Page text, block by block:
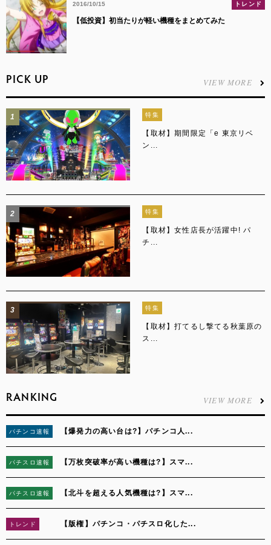
2016/10/15 トレンド
【低投資】初当たりが軽い機種をまとめてみた
PICK UP VIEW MORE
1 特集
【取材】期間限定「e 東京リベ
ン...
2 特集
【取材】女性店長が活躍中! パ
チ...
3 特集
【取材】打てるし撃てる秋葉原の
ス...
RANKING VIEW MORE
1
パチンコ速報 【爆発力の高い台は?】パチンコ人...
2
パチスロ速報 【万枚突破率が高い機種は?】スマ...
3
パチスロ速報 【北斗を超える人気機種は?】スマ...
4
トレンド 【版権】パチンコ・パチスロ化した...